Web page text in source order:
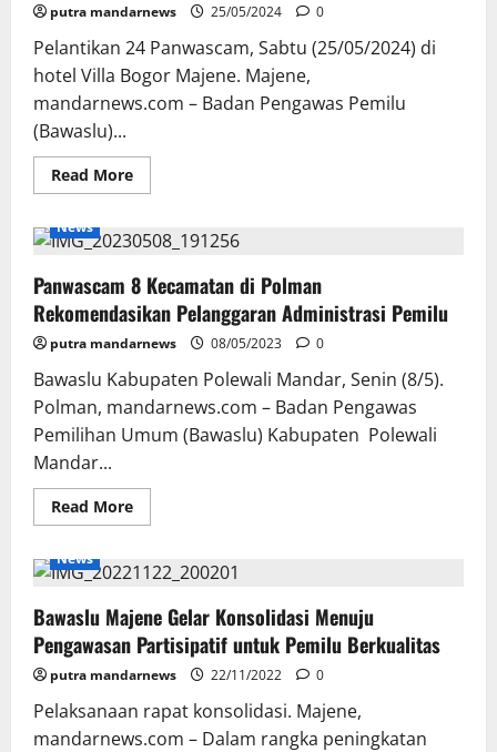
putra mandarnews 25/05/2024 0
Pelantikan 24 Panwascam, Sabtu (25/05/2024) di
hotel Villa Bogor Majene. Majene,
mandarnews.com – Badan Pengawas Pemilu
(Bawaslu)...
Read MoreRead
more
24
Panwascam,
Bawaslu
Kabupaten
Majene
Tekankan
Jaga
News
Panwascam 8 Kecamatan di Polman
Rekomendasikan Pelanggaran Administrasi Pemilu
putra mandarnews 08/05/2023 0
Bawaslu Kabupaten Polewali Mandar, Senin (8/5).
Polman, mandarnews.com – Badan Pengawas
Pemilihan Umum (Bawaslu) Kabupaten Polewali
Mandar...
Read MoreRead
more
8
Kecamatan
Polman
Rekomendasikan
Pelanggaran
Administrasi
Pemilu
News
Bawaslu Majene Gelar Konsolidasi Menuju
Pengawasan Partisipatif untuk Pemilu Berkualitas
putra mandarnews 22/11/2022 0
Pelaksanaan rapat konsolidasi. Majene,
mandarnews.com – Dalam rangka peningkatan